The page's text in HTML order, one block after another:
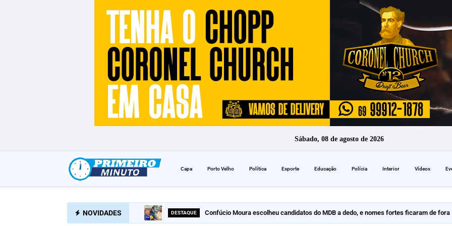
Sábado, 08 de agosto de 2026
Capa Porto Velho Política Esporte Educação Polícia Interior Vídeos
NOVIDADES DESTAQUE Confúcio Moura escolheu candidatos do MDB a dedo, e nomes fortes ficaram de fora